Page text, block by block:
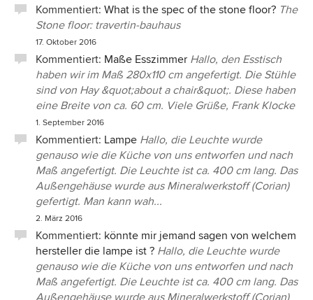
Kommentiert: What is the spec of the stone floor? The
Stone floor: travertin-bauhaus
17. Oktober 2016
Kommentiert: Maße Esszimmer Hallo, den Esstisch
haben wir im Maß 280x110 cm angefertigt. Die Stühle
sind von Hay &quot;about a chair&quot;. Diese haben
eine Breite von ca. 60 cm. Viele Grüße, Frank Klocke
1. September 2016
Kommentiert: Lampe Hallo, die Leuchte wurde
genauso wie die Küche von uns entworfen und nach
Maß angefertigt. Die Leuchte ist ca. 400 cm lang. Das
Außengehäuse wurde aus Mineralwerkstoff (Corian)
gefertigt. Man kann wah...
2. März 2016
Kommentiert: könnte mir jemand sagen von welchem
hersteller die lampe ist ? Hallo, die Leuchte wurde
genauso wie die Küche von uns entworfen und nach
Maß angefertigt. Die Leuchte ist ca. 400 cm lang. Das
Außengehäuse wurde aus Mineralwerkstoff (Corian)